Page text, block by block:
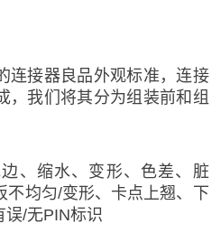
连接器良品外观标准，连接
，我们将其分为组装前和组
、缩水、变形、色差、脏
不均匀/变形、卡点上翘、下
误/无PIN标识